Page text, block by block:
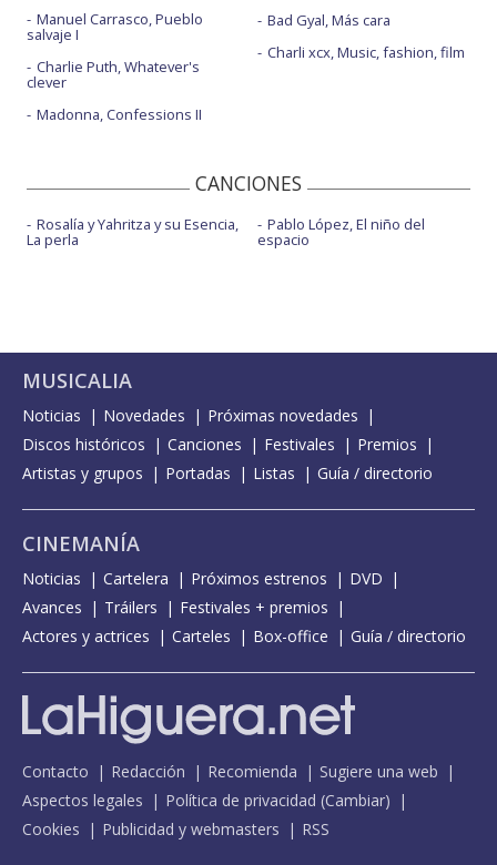
Manuel Carrasco, Pueblo
salvaje I
Charlie Puth, Whatever's
clever
Madonna, Confessions II
Bad Gyal, Más cara
Charli xcx, Music, fashion, film
CANCIONES
Rosalía y Yahritza y su Esencia,
La perla
Pablo López, El niño del
espacio
MUSICALIA
Noticias Novedades
Próximas novedades
Discos históricos
Canciones Festivales
Premios
Artistas y grupos
Portadas Listas Guía / directorio
CINEMANÍA
Noticias Cartelera Próximos estrenos
DVD
Avances
Tráilers
Festivales + premios
Actores y actrices
Carteles Box-office Guía / directorio
Contacto Redacción Recomienda
Sugiere una web
Aspectos legales
Política de privacidad (Cambiar)
Cookies
Publicidad y webmasters RSS